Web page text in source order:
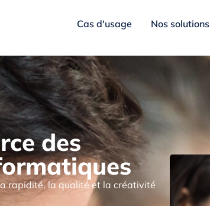
Cas d'usage Nos solutions
des
rapidité, la qualité et la créativité